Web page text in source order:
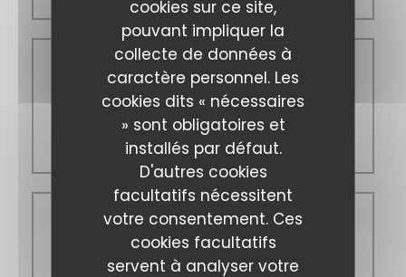
cookies sur ce site,
pouvant impliquer la
collecte de données à
caractère personnel. Les
cookies dits « nécessaires
» sont obligatoires et
installés par défaut.
D'autres cookies
facultatifs nécessitent
votre consentement. Ces
cookies facultatifs
servent à analyser votre
Samedi
12h00 - 13h30
18h45 - 22h00
Dimanche